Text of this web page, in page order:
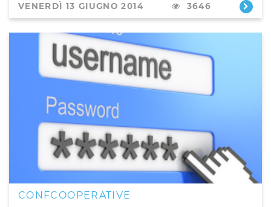
VENERDÌ 13 GIUGNO 2014 3646
CONFCOOPERATIVE